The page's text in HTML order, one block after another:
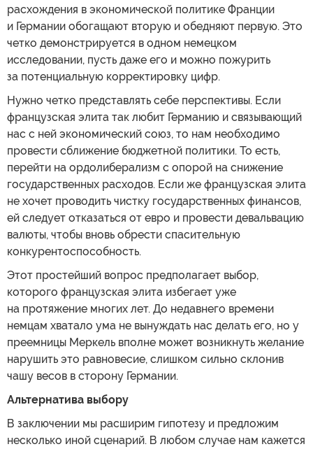
расхождения в экономической политике Франции
и Германии обогащают вторую и обедняют первую. Это
четко демонстрируется в одном немецком
исследовании, пусть даже его и можно пожурить
за потенциальную корректировку цифр.
Нужно четко представлять себе перспективы. Если
французская элита так любит Германию и связывающий
нас с ней экономический союз, то нам необходимо
провести сближение бюджетной политики. То есть,
перейти на ордолиберализм с опорой на снижение
государственных расходов. Если же французская элита
не хочет проводить чистку государственных финансов,
ей следует отказаться от евро и провести девальвацию
валюты, чтобы вновь обрести спасительную
конкурентоспособность.
Этот простейший вопрос предполагает выбор,
которого французская элита избегает уже
на протяжение многих лет. До недавнего времени
немцам хватало ума не вынуждать нас делать его, но у
преемницы Меркель вполне может возникнуть желание
нарушить это равновесие, слишком сильно склонив
чашу весов в сторону Германии.
Альтернатива выбору
В заключении мы расширим гипотезу и предложим
несколько иной сценарий. В любом случае нам кажется